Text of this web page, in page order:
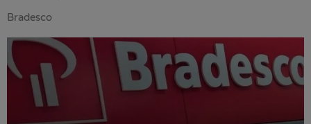
Bradesco